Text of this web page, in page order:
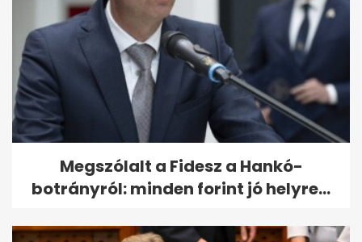
Megszólalt a Fidesz a Hankó-
botrányról: minden forint jó helyre...